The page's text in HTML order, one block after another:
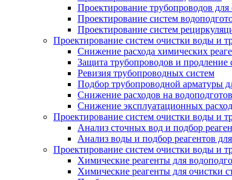
Проектирование трубопроводов для
Проектирование систем
Проектирование систем
Проектирование систем очистки воды и
Снижение расхода химических
Защита трубопроводов и продление
Ревизия трубопроводных систем
Подбор трубопроводной арматуры
Снижение расходов на
Снижение эксплуатационных
Проектирование систем очистки воды и
Анализ сточных вод и подбор
Анализ воды и подбор реагентов
Проектирование систем очистки воды и
Химические реагенты для
Химические реагенты для очистки